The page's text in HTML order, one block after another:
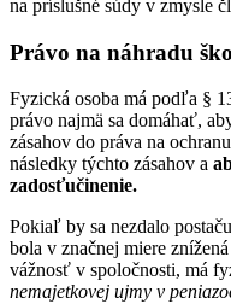
na príslušné súdy v zmysle
Právo na náhradu
Fyzická osoba má podľa §
právo najmä sa domáhať,
zásahov do práva na
následky týchto zásahov a
zadosťučinenie.
Pokiaľ by sa nezdalo
bola v značnej miere
vážnosť v spoločnosti, má
nemajetkovej ujmy v